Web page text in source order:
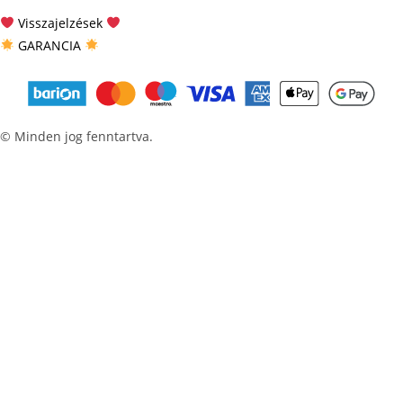
Visszajelzések
GARANCIA
© Minden jog fenntartva.